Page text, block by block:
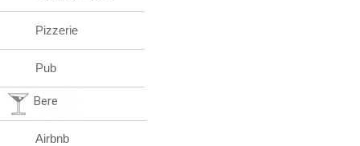
Pizzerie
Pub
Bere
Airbnb